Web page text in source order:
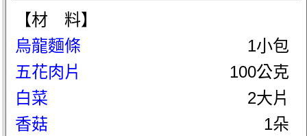
【材 料】
烏龍麵條
1小包
五花肉片
100公克
白菜
2大片
香菇
1朵